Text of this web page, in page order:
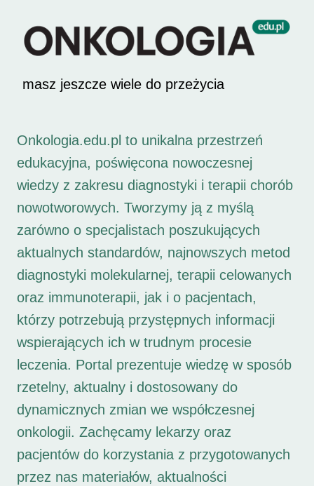
masz jeszcze wiele do przeżycia
Onkologia.edu.pl to unikalna przestrzeń
edukacyjna, poświęcona nowoczesnej
wiedzy z zakresu diagnostyki i terapii chorób
nowotworowych. Tworzymy ją z myślą
zarówno o specjalistach poszukujących
aktualnych standardów, najnowszych metod
diagnostyki molekularnej, terapii celowanych
oraz immunoterapii, jak i o pacjentach,
którzy potrzebują przystępnych informacji
wspierających ich w trudnym procesie
leczenia. Portal prezentuje wiedzę w sposób
rzetelny, aktualny i dostosowany do
dynamicznych zmian we współczesnej
onkologii. Zachęcamy lekarzy oraz
pacjentów do korzystania z przygotowanych
przez nas materiałów, aktualności